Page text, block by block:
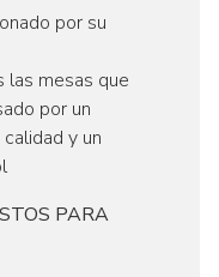
por su
las mesas que
por un
y un
PARA